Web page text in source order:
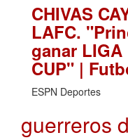
CHIVAS
LAFC.
ganar LIGA
CUP" |
ESPN Deportes
guerreros